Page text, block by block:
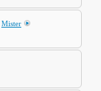
Mister